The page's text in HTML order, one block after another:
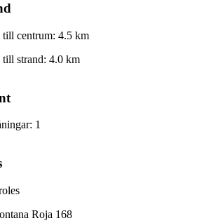
till centrum: 4.5 km
till strand: 4.0 km
: 1
Roja 168